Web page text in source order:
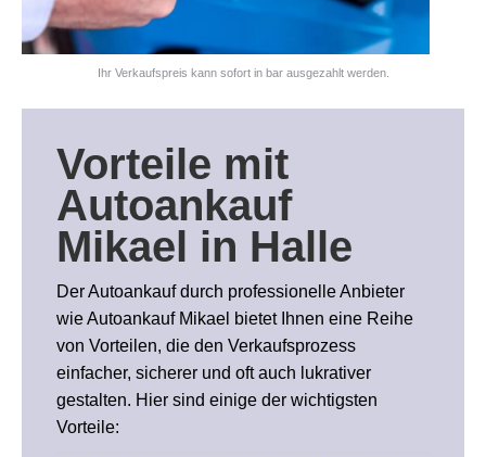
Ihr Verkaufspreis kann sofort in bar ausgezahlt werden.
Vorteile mit
Autoankauf
Mikael in Halle
Der Autoankauf durch professionelle Anbieter
wie Autoankauf Mikael bietet Ihnen eine Reihe
von Vorteilen, die den Verkaufsprozess
einfacher, sicherer und oft auch lukrativer
gestalten. Hier sind einige der wichtigsten
Vorteile: